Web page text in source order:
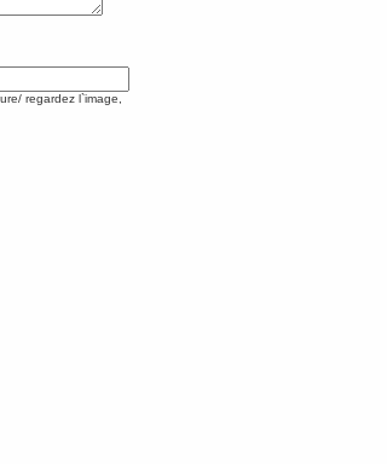
regardez l`image,